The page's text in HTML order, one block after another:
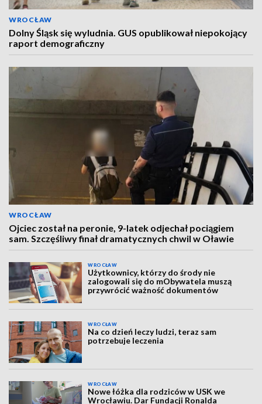
WROCŁAW
Dolny Śląsk się wyludnia. GUS opublikował niepokojący
raport demograficzny
WROCŁAW
Ojciec został na peronie, 9-latek odjechał pociągiem
sam. Szczęśliwy finał dramatycznych chwil w Oławie
WROCŁAW
Użytkownicy, którzy do środy nie
zalogowali się do mObywatela muszą
przywrócić ważność dokumentów
WROCŁAW
Na co dzień leczy ludzi, teraz sam
potrzebuje leczenia
WROCŁAW
Nowe łóżka dla rodziców w USK we
Wrocławiu. Dar Fundacji Ronalda